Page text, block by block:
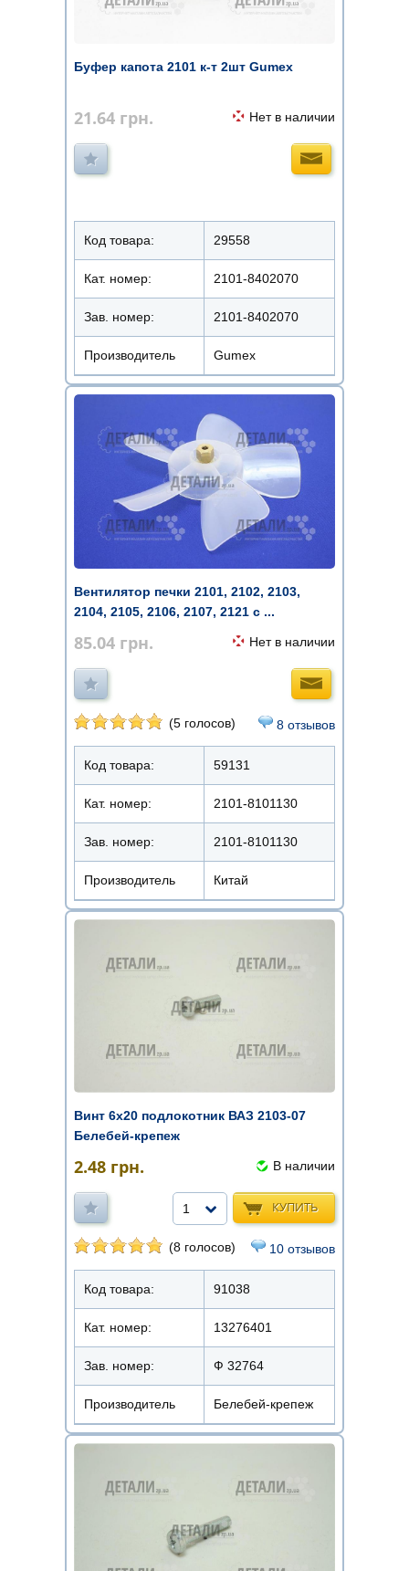
Буфер капота 2101 к-т 2шт Gumex
21.64 грн. Нет в наличии
Код товара: 29558
Кат. номер: 2101-8402070
Зав. номер: 2101-8402070
Производитель Gumex
Вентилятор печки 2101, 2102, 2103,
2104, 2105, 2106, 2107, 2121 с ...
85.04 грн. Нет в наличии
(5 голосов) 8 отзывов
Код товара: 59131
Кат. номер: 2101-8101130
Зав. номер: 2101-8101130
Производитель Китай
Винт 6х20 подлокотник ВАЗ 2103-07
Белебей-крепеж
2.48 грн. В наличии
КУПИТЬ
1
(8 голосов) 10 отзывов
Код товара: 91038
Кат. номер: 13276401
Зав. номер: Ф 32764
Производитель Белебей-крепеж